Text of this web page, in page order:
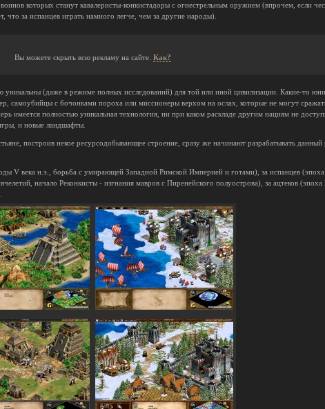
которых станут кавалеристы-конкистадоры с огнестрельным оружием (впрочем, если
за испанцев играть намного легче, чем за другие народы).
Вы можете скрыть всю рекламу на сайте. Как?
(даже в режиме полных исследований) для той или иной цивилизации. Какие-то
самоубийцы с бочонками пороха или миссионеры верхом на ослах, которые не могут
имеется полностью уникальная технология, ни при каком раскладе другим нациям не
и новые ландшафты.
построив некое ресурсодобывающее строение, сразу же начинают разрабатывать данный
V века н.э., борьба с умирающей Западной Римской Империей и готами), за испанцев (эпоха
начало Реконкисты - изгнания мавров с Пиренейского полуострова), за ацтеков